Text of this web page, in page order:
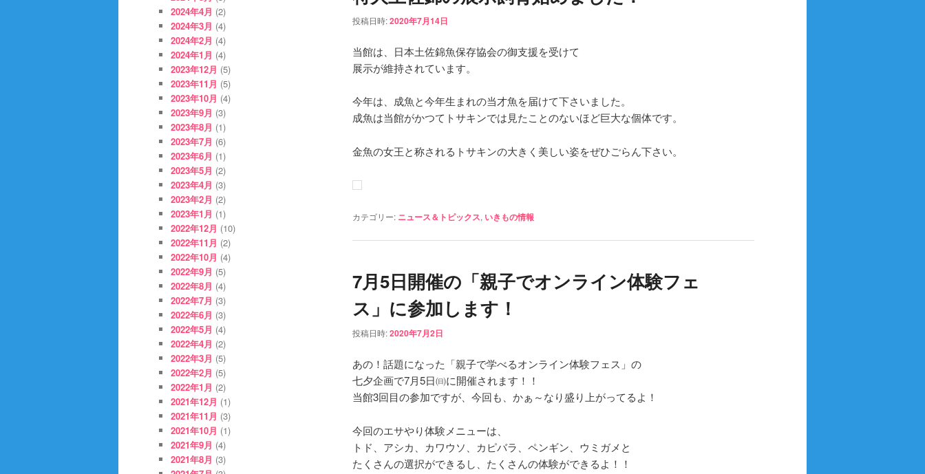
投稿日時:2020年7月14日
当館は、日本土佐錦魚保存協会の御支援を受けて
展示が維持されています。
今年は、成魚と今年生まれの当才魚を届けて下さいました。
成魚は当館がかつてトサキンでは見たことのないほど巨大な個体です。
金魚の女王と称されるトサキンの大きく美しい姿をぜひごらん下さい。
カテゴリー: ニュース＆トピックス, いきもの情報
7月5日開催の「親子でオンライン体験フェ
ス」に参加します！
投稿日時:2020年7月2日
あの！話題になった「親子で学べるオンライン体験フェス」の
七夕企画で7月5日㈰に開催されます！！
当館3回目の参加ですが、今回も、かぁ～なり盛り上がってるよ！
今回のエサやり体験メニューは、
トド、アシカ、カワウソ、カピバラ、ペンギン、ウミガメと
たくさんの選択ができるし、たくさんの体験ができるよ！！
2024年4月 (2)
2024年3月 (4)
2024年2月 (4)
2024年1月 (4)
2023年12月 (5)
2023年11月 (5)
2023年10月 (4)
2023年9月 (3)
2023年8月 (1)
2023年7月 (6)
2023年6月 (1)
2023年5月 (2)
2023年4月 (3)
2023年2月 (2)
2023年1月 (1)
2022年12月 (10)
2022年11月 (2)
2022年10月 (4)
2022年9月 (5)
2022年8月 (4)
2022年7月 (3)
2022年6月 (3)
2022年5月 (4)
2022年4月 (2)
2022年3月 (5)
2022年2月 (5)
2022年1月 (2)
2021年12月 (1)
2021年11月 (3)
2021年10月 (1)
2021年9月 (4)
2021年8月 (3)